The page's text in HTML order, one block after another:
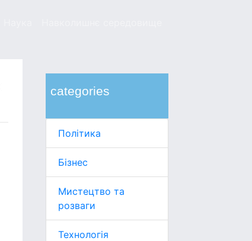
categories
Політика
Бізнес
Мистецтво та
розваги
Технологія